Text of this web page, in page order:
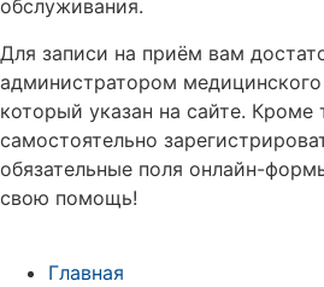
обслуживания.
Для записи на приём вам
администратором медицинского
который указан на сайте.
самостоятельно
обязательные поля онлайн-
свою помощь!
Главная